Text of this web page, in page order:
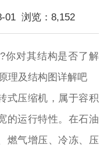
01 浏览：8,152
你对其结构是否了解
理及结构图详解吧
式压缩机，属于容积
的运行特性。在石油
燃气增压、冷冻、压